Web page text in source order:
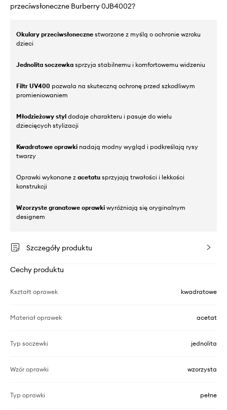
przeciwsłoneczne Burberry 0JB4002?
Okulary przeciwsłoneczne stworzone z myślą o ochronie wzroku
dzieci
Jednolita soczewka sprzyja stabilnemu i komfortowemu widzeniu
Filtr UV400 pozwala na skuteczną ochronę przed szkodliwym
promieniowaniem
Młodzieżowy styl dodaje charakteru i pasuje do wielu
dziecięcych stylizacji
Kwadratowe oprawki nadają modny wygląd i podkreślają rysy
twarzy
Oprawki wykonane z acetatu sprzyjają trwałości i lekkości
konstrukcji
Wzorzyste granatowe oprawki wyróżniają się oryginalnym
designem
Szczegóły produktu
Cechy produktu
Kształt oprawek kwadratowe
Materiał oprawek acetat
Typ soczewki jednolita
Wzór oprawki wzorzysta
Typ oprawki pełne